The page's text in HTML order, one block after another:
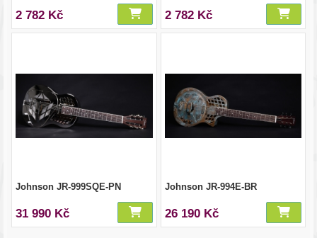
2 782 Kč 2 782 Kč
Johnson JR-999SQE-PN
31 990 Kč
Johnson JR-994E-BR
26 190 Kč